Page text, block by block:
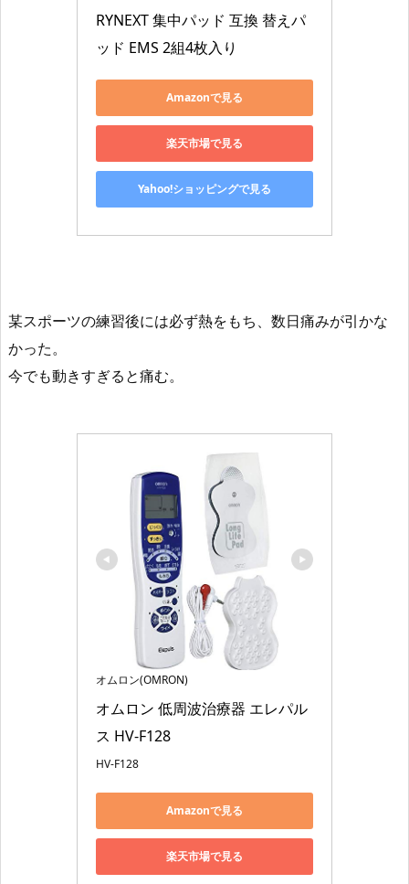
RYNEXT 集中パッド 互換 替えパ
ッド EMS 2組4枚入り
Amazonで見る
楽天市場で見る
Yahoo!ショッピングで見る
某スポーツの練習後には必ず熱をもち、数日痛みが引かな
かった。
今でも動きすぎると痛む。
オムロン(OMRON)
オムロン 低周波治療器 エレパル
ス HV-F128
HV-F128
Amazonで見る
楽天市場で見る